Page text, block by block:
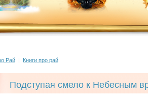
Рай | Книги про рай
Подступая смело к Небесным